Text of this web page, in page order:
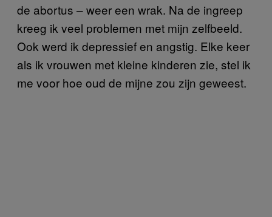
de abortus – weer een wrak. Na de ingreep
kreeg ik veel problemen met mijn zelfbeeld.
Ook werd ik depressief en angstig. Elke keer
als ik vrouwen met kleine kinderen zie, stel ik
me voor hoe oud de mijne zou zijn geweest.